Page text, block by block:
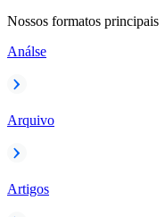
Nossos formatos principais
Análse
Arquivo
Artigos